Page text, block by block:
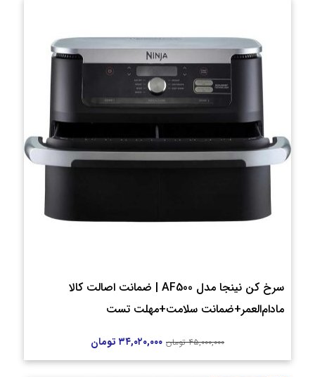
سرخ کن نینجا مدل AF500 | ضمانت اصالت کالا
مادام‌العمر+ضمانت سلامت+مهلت تست
۴۵,۰۰۰,۰۰۰ تومان ۳۴,۰۲۰,۰۰۰ تومان